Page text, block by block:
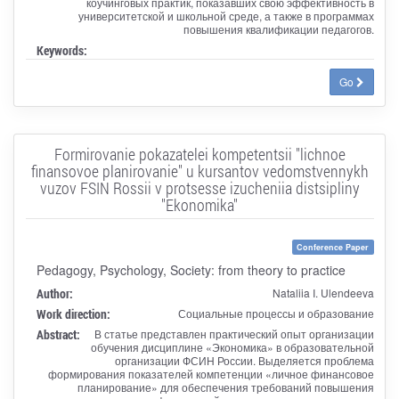
университетской и школьной среде, а также в программах
повышения квалификации педагогов.
Keywords:
Go
Formirovanie pokazatelei kompetentsii "lichnoe
finansovoe planirovanie" u kursantov vedomstvennykh
vuzov FSIN Rossii v protsesse izucheniia distsipliny
"Ekonomika"
Conference Paper
Pedagogy, Psychology, Society: from theory to practice
Author: Nataliia I. Ulendeeva
Work direction: Социальные процессы и образование
Abstract:
В статье представлен практический опыт организации
обучения дисциплине «Экономика» в образовательной
организации ФСИН России. Выделяется проблема
формирования показателей компетенции «личное финансовое
планирование» для обеспечения требований повышения